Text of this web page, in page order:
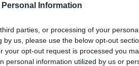
Information
parties, or processing of your
us, please use the below opt-out
your opt-out request is processed you
personal information utilized by us or